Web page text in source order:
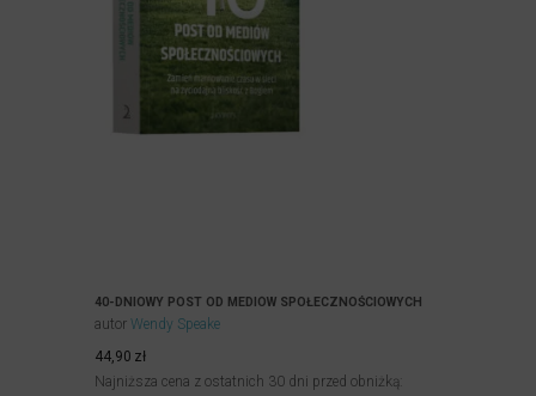
40-DNIOWY POST OD MEDIÓW SPOŁECZNOŚCIOWYCH
autor Wendy Speake
44,90 zł
Najniższa cena z ostatnich 30 dni przed obniżką: